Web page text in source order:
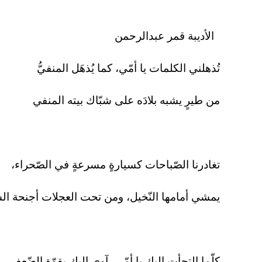
الأديبة قمر عبدالرحمن
تُذهلني الكلمات يا أمّي، كما يُذهَل المنفيُّ
من طيرٍ يشبه بلادَه على شبّاك بيته المنفي
تغادرنا الصّباحات كسيارةٍ مسرعةٍ في الصّحراء،
يمشي أمامها النّخيل، ومن تحت العجلات أجنحة